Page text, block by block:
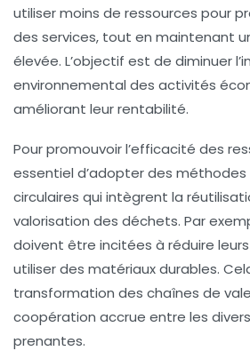
utiliser moins de ressources pour
des services, tout en maintenant
élevée. L’objectif est de diminuer
environnemental des activités
améliorant leur rentabilité.
Pour promouvoir l’efficacité des
essentiel d’adopter des
circulaires qui intègrent la
valorisation des déchets. Par
doivent être incitées à réduire
utiliser des matériaux durables.
transformation des chaînes de
coopération accrue entre les
prenantes.